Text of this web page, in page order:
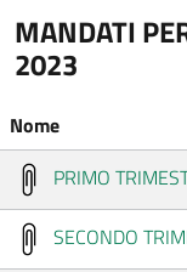
MANDATI
2023
Nome
PRIMO
SECONDO